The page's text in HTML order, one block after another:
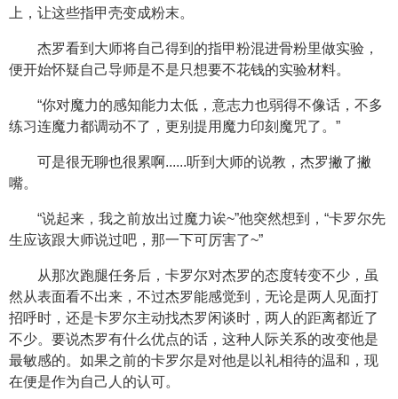
上，让这些指甲壳变成粉末。
杰罗看到大师将自己得到的指甲粉混进骨粉里做实验，
便开始怀疑自己导师是不是只想要不花钱的实验材料。
“你对魔力的感知能力太低，意志力也弱得不像话，不多
练习连魔力都调动不了，更别提用魔力印刻魔咒了。”
可是很无聊也很累啊......听到大师的说教，杰罗撇了撇
嘴。
“说起来，我之前放出过魔力诶~”他突然想到，“卡罗尔先
生应该跟大师说过吧，那一下可厉害了~”
从那次跑腿任务后，卡罗尔对杰罗的态度转变不少，虽
然从表面看不出来，不过杰罗能感觉到，无论是两人见面打
招呼时，还是卡罗尔主动找杰罗闲谈时，两人的距离都近了
不少。要说杰罗有什么优点的话，这种人际关系的改变他是
最敏感的。如果之前的卡罗尔是对他是以礼相待的温和，现
在便是作为自己人的认可。